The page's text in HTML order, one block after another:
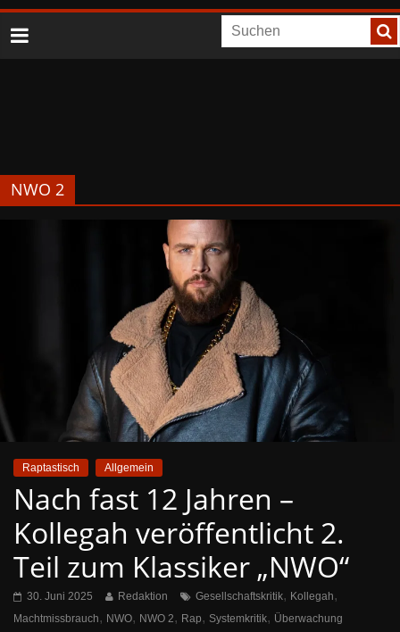
NWO 2
Raptastisch Allgemein
Nach fast 12 Jahren –
Kollegah veröffentlicht 2.
Teil zum Klassiker „NWO“
30. Juni 2025 Redaktion Gesellschaftskritik, Kollegah,
Machtmissbrauch, NWO, NWO 2, Rap, Systemkritik, Überwachung